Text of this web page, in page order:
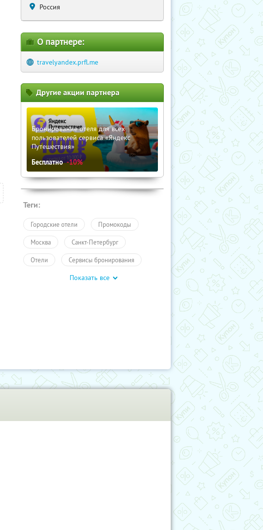
Россия
О партнере:
travelyandex.prfl.me
Другие акции партнера
Бронирование отеля для всех
пользователей сервиса «Яндекс
Путешествия»
Бесплатно -10%
Теги:
Городские отели Промокоды
Москва Санкт-Петербург
Отели Сервисы бронирования
Туры
Показать все